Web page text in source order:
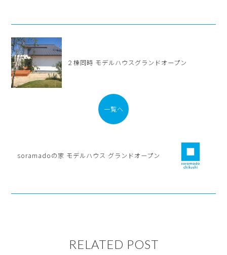
２棟同時 モデルハウスグランドオープン
一覧へ
soramadoの家 モデルハウス グランドオープン
RELATED POST